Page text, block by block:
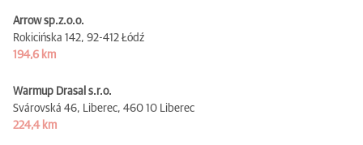
Arrow sp.z.o.o.
Rokicińska 142, 92-412 Łódź
194,6 km
Warmup Drasal s.r.o.
Svárovská 46, Liberec, 460 10 Liberec
224,4 km